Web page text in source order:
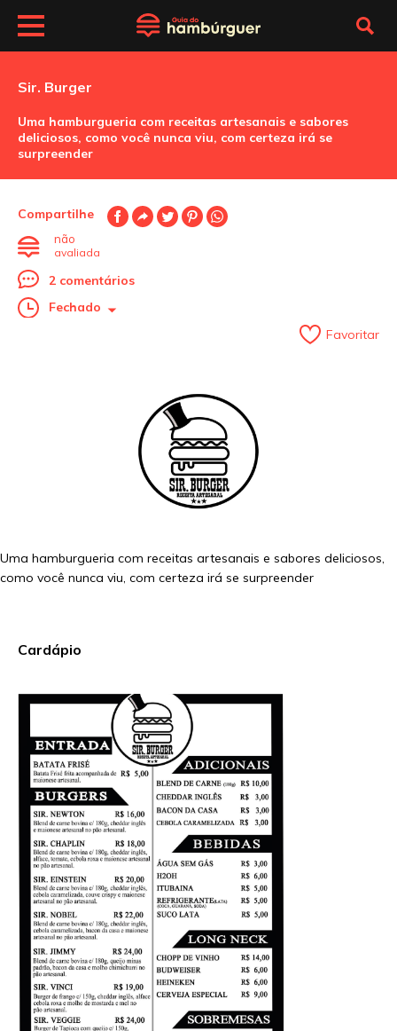
Sir. Burger
Uma hamburgueria com receitas artesanais e sabores
deliciosos, como você nunca viu, com certeza irá se
surpreender
Compartilhe
não
avaliada
2 comentários
Fechado
Favoritar
Uma hamburgueria com receitas artesanais e sabores deliciosos,
como você nunca viu, com certeza irá se surpreender
Cardápio